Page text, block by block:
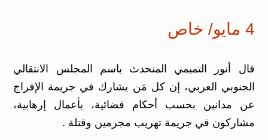
4 مايو/ خاص
قال أنور التميمي المتحدث باسم المجلس الانتقالي
الجنوبي العربي، إن كل مَن يشارك في جريمة الإفراج
عن مدانين بحسب أحكام قضائية، بأعمال إرهابية،
مشاركون في جريمة تهريب مجرمين وقتلة .